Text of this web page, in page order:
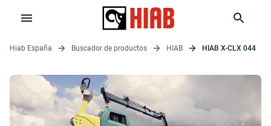
Hiab España Buscador de productos HIAB HIAB X-CLX 044